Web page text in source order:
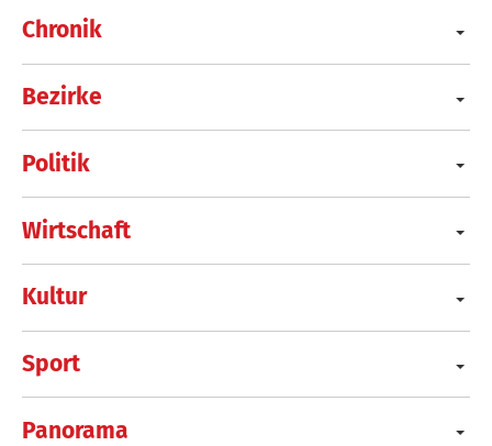
Chronik
Bezirke
Politik
Wirtschaft
Kultur
Sport
Panorama